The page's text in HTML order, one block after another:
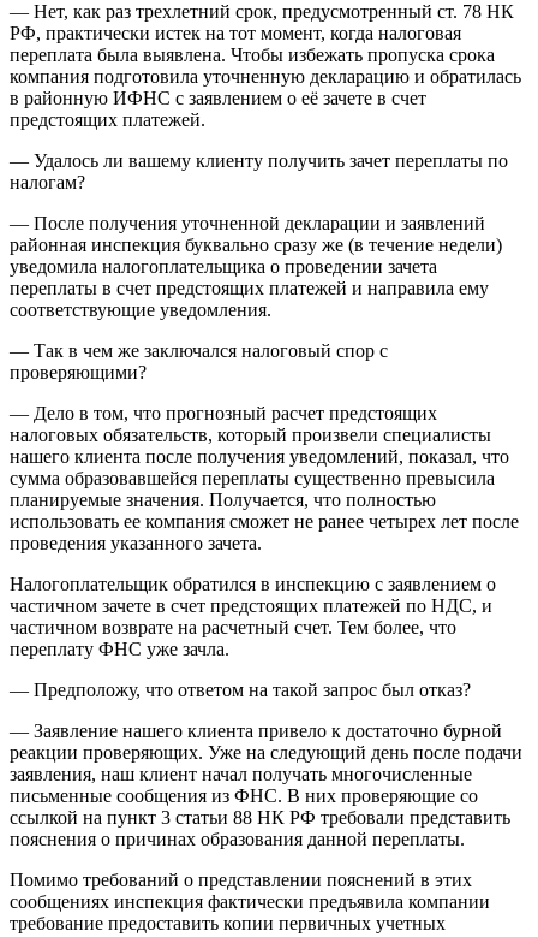
— Нет, как раз трехлетний срок, предусмотренный ст. 78 НК
РФ, практически истек на тот момент, когда налоговая
переплата была выявлена. Чтобы избежать пропуска срока
компания подготовила уточненную декларацию и обратилась
в районную ИФНС с заявлением о её зачете в счет
предстоящих платежей.
— Удалось ли вашему клиенту получить зачет переплаты по
налогам?
— После получения уточненной декларации и заявлений
районная инспекция буквально сразу же (в течение недели)
уведомила налогоплательщика о проведении зачета
переплаты в счет предстоящих платежей и направила ему
соответствующие уведомления.
— Так в чем же заключался налоговый спор с
проверяющими?
— Дело в том, что прогнозный расчет предстоящих
налоговых обязательств, который произвели специалисты
нашего клиента после получения уведомлений, показал, что
сумма образовавшейся переплаты существенно превысила
планируемые значения. Получается, что полностью
использовать ее компания сможет не ранее четырех лет после
проведения указанного зачета.
Налогоплательщик обратился в инспекцию с заявлением о
частичном зачете в счет предстоящих платежей по НДС, и
частичном возврате на расчетный счет. Тем более, что
переплату ФНС уже зачла.
— Предположу, что ответом на такой запрос был отказ?
— Заявление нашего клиента привело к достаточно бурной
реакции проверяющих. Уже на следующий день после подачи
заявления, наш клиент начал получать многочисленные
письменные сообщения из ФНС. В них проверяющие со
ссылкой на пункт 3 статьи 88 НК РФ требовали представить
пояснения о причинах образования данной переплаты.
Помимо требований о представлении пояснений в этих
сообщениях инспекция фактически предъявила компании
требование предоставить копии первичных учетных